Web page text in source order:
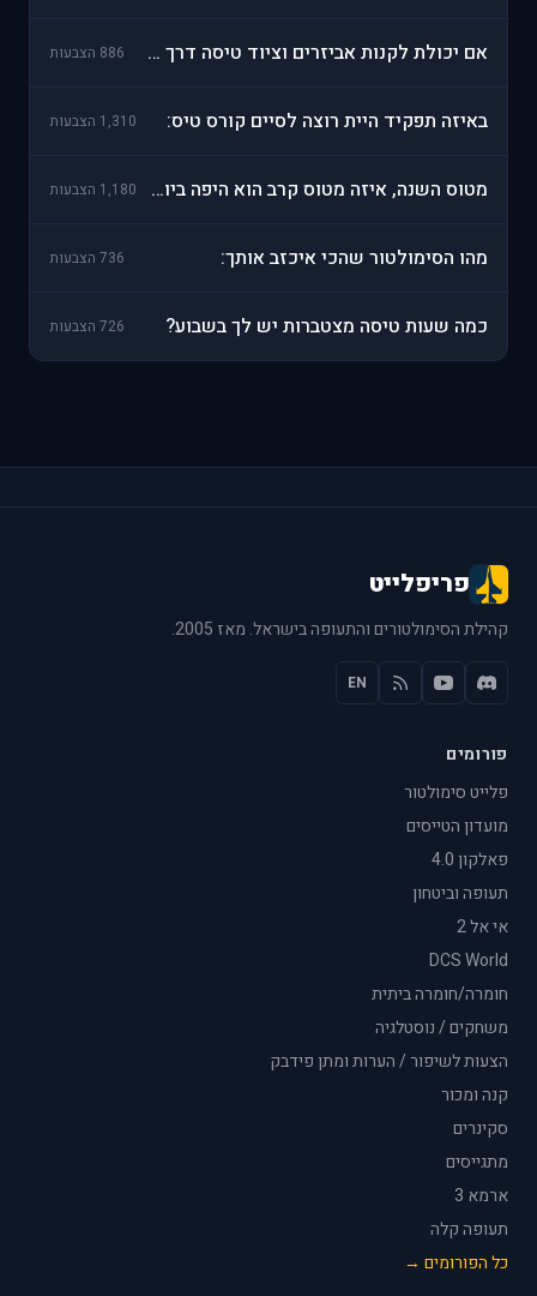
אם יכולת לקנות אביזרים וציוד טיסה דרך האתר? 886 הצבעות
באיזה תפקיד היית רוצה לסיים קורס טיס: 1,310 הצבעות
מטוס השנה, איזה מטוס קרב הוא היפה ביותר: 1,180 הצבעות
מהו הסימולטור שהכי איכזב אותך: 736 הצבעות
כמה שעות טיסה מצטברות יש לך בשבוע? 726 הצבעות
פריפלייט
קהילת הסימולטורים והתעופה בישראל. מאז 2005.
EN
פורומים
פלייט סימולטור
מועדון הטייסים
פאלקון 4.0
תעופה וביטחון
אי אל 2
DCS World
חומרה/חומרה ביתית
משחקים / נוסטלגיה
הצעות לשיפור / הערות ומתן פידבק
קנה ומכור
סקינרים
מתגייסים
ארמא 3
תעופה קלה
כל הפורומים →